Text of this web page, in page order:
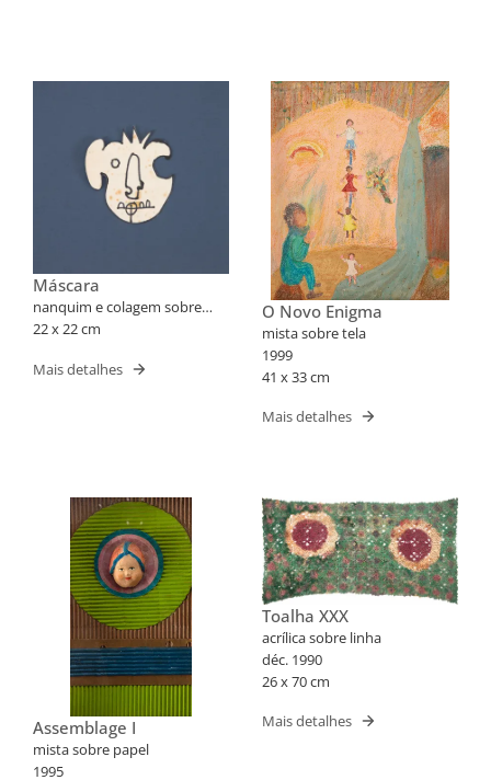
Máscara
nanquim e colagem sobre
papel
22 x 22 cm
Mais detalhes
O Novo Enigma
mista sobre tela
1999
41 x 33 cm
Mais detalhes
Assemblage I
mista sobre papel
1995
Toalha XXX
acrílica sobre linha
déc. 1990
26 x 70 cm
Mais detalhes